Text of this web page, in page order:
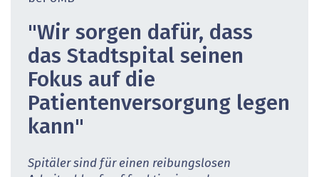
"Wir sorgen dafür, dass
das Stadt­spital seinen
Fokus auf die
Patientenversorgung legen
kann"
Spitäler sind für einen reibungslosen